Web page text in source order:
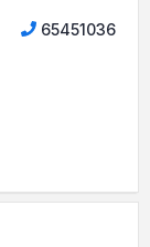
65451036